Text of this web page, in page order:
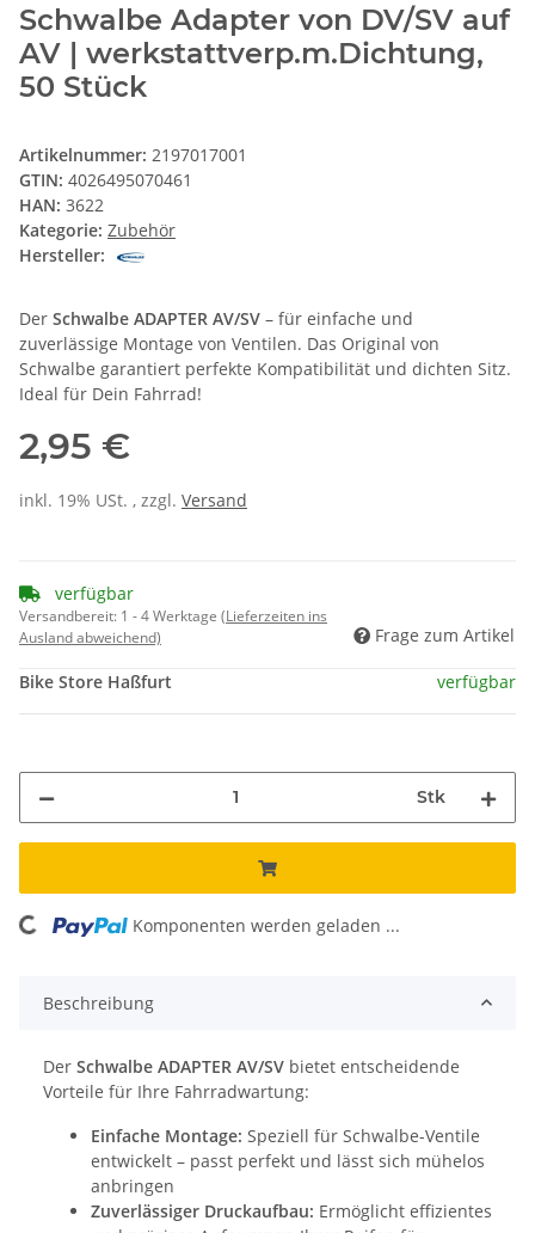
Schwalbe Adapter von DV/SV auf
AV | werkstattverp.m.Dichtung,
50 Stück
Artikelnummer: 2197017001
GTIN: 4026495070461
HAN: 3622
Kategorie: Zubehör
Hersteller:
Der Schwalbe ADAPTER AV/SV – für einfache und
zuverlässige Montage von Ventilen. Das Original von
Schwalbe garantiert perfekte Kompatibilität und dichten Sitz.
Ideal für Dein Fahrrad!
2,95 €
inkl. 19% USt. , zzgl. Versand
verfügbar
Versandbereit: 1 - 4 Werktage (Lieferzeiten ins
Ausland abweichend)
Frage zum Artikel
Bike Store Haßfurt verfügbar
Stk
Komponenten werden geladen ...
Beschreibung
Der Schwalbe ADAPTER AV/SV bietet entscheidende
Vorteile für Ihre Fahrradwartung:
Einfache Montage: Speziell für Schwalbe-Ventile
entwickelt – passt perfekt und lässt sich mühelos
anbringen
Zuverlässiger Druckaufbau: Ermöglicht effizientes